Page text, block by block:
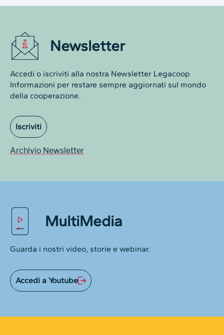
Newsletter
Accedi o iscriviti alla nostra Newsletter Legacoop
Informazioni per restare sempre aggiornati sul mondo
della cooperazione.
Iscriviti
Archivio Newsletter
MultiMedia
Guarda i nostri video, storie e webinar.
Accedi a Youtube